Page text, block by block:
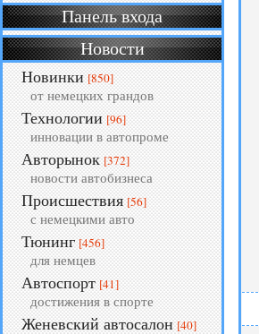
Панель входа
Новости
Новинки [850]
от немецких грандов
Технологии [96]
инновации в автопроме
Авторынок [372]
новости автобизнеса
Происшествия [56]
с немецкими авто
Тюнинг [456]
для немцев
Автоспорт [41]
достижения в спорте
Женевский автосалон [40]